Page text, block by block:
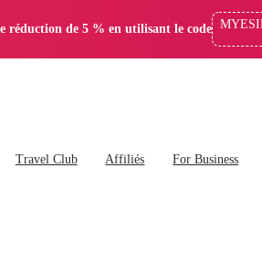
réduction de 5 % en utilisant le code
Travel Club Affiliés For Business